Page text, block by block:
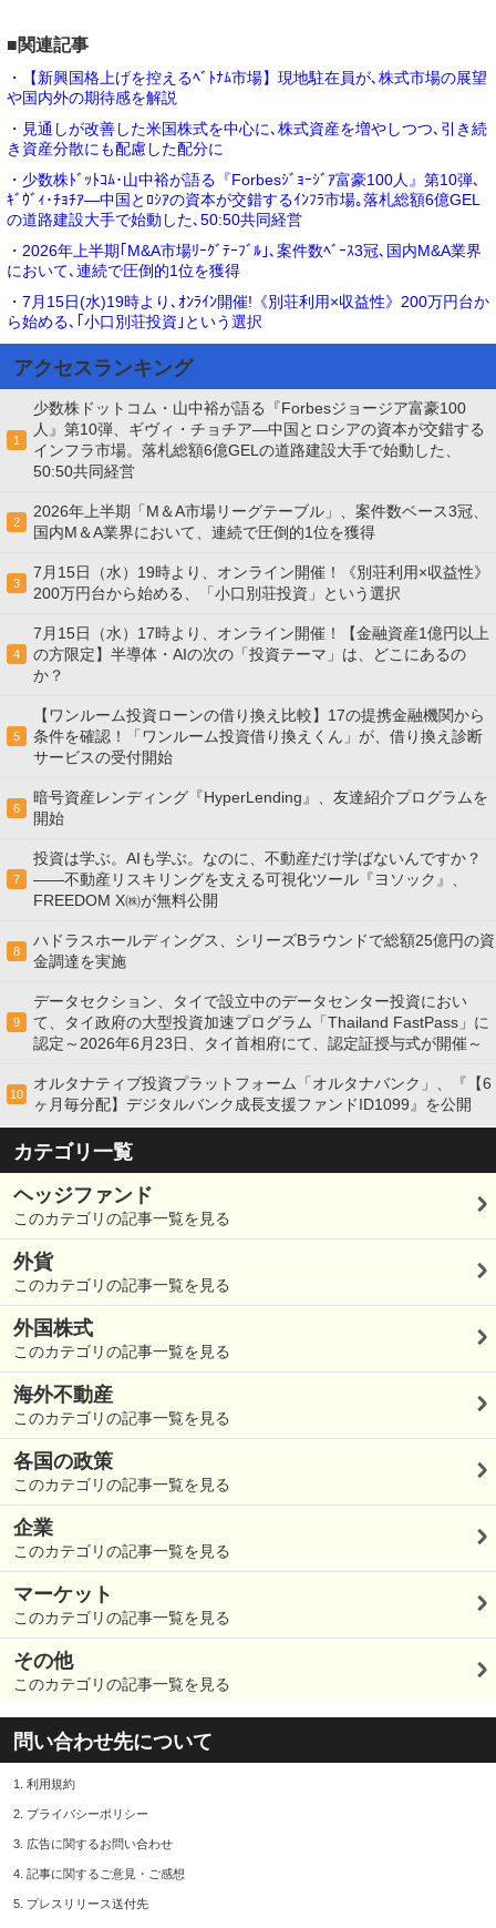
■関連記事
・【新興国格上げを控えるﾍﾞﾄﾅﾑ市場】現地駐在員が､株式市場の展望
や国内外の期待感を解説
・見通しが改善した米国株式を中心に､株式資産を増やしつつ､引き続
き資産分散にも配慮した配分に
・少数株ﾄﾞｯﾄｺﾑ･山中裕が語る『Forbesｼﾞｮｰｼﾞｱ富豪100人』第10弾､
ｷﾞｳﾞｨ･ﾁｮﾁｱ―中国とﾛｼｱの資本が交錯するｲﾝﾌﾗ市場｡落札総額6億GEL
の道路建設大手で始動した､50:50共同経営
・2026年上半期｢M&A市場ﾘｰｸﾞﾃｰﾌﾞﾙ｣､案件数ﾍﾞｰｽ3冠､国内M&A業界
において､連続で圧倒的1位を獲得
・7月15日(水)19時より､ｵﾝﾗｲﾝ開催!《別荘利用×収益性》200万円台か
ら始める､｢小口別荘投資｣という選択
アクセスランキング
1
少数株ドットコム・山中裕が語る『Forbesジョージア富豪100
人』第10弾、ギヴィ・チョチア―中国とロシアの資本が交錯する
インフラ市場。落札総額6億GELの道路建設大手で始動した、
50:50共同経営
2
2026年上半期「M＆A市場リーグテーブル」、案件数ベース3冠、
国内M＆A業界において、連続で圧倒的1位を獲得
3
7月15日（水）19時より、オンライン開催！《別荘利用×収益性》
200万円台から始める、「小口別荘投資」という選択
4
7月15日（水）17時より、オンライン開催！【金融資産1億円以上
の方限定】半導体・AIの次の「投資テーマ」は、どこにあるの
か？
5
【ワンルーム投資ローンの借り換え比較】17の提携金融機関から
条件を確認！「ワンルーム投資借り換えくん」が、借り換え診断
サービスの受付開始
6
暗号資産レンディング『HyperLending』、友達紹介プログラムを
開始
7
投資は学ぶ。AIも学ぶ。なのに、不動産だけ学ばないんですか？
——不動産リスキリングを支える可視化ツール『ヨソック』、
FREEDOM X㈱が無料公開
8
ハドラスホールディングス、シリーズBラウンドで総額25億円の資
金調達を実施
9
データセクション、タイで設立中のデータセンター投資におい
て、タイ政府の大型投資加速プログラム「Thailand FastPass」に
認定～2026年6月23日、タイ首相府にて、認定証授与式が開催～
10
オルタナティブ投資プラットフォーム「オルタナバンク」、『【6
ヶ月毎分配】デジタルバンク成長支援ファンドID1099』を公開
カテゴリ一覧
ヘッジファンド
このカテゴリの記事一覧を見る
外貨
このカテゴリの記事一覧を見る
外国株式
このカテゴリの記事一覧を見る
海外不動産
このカテゴリの記事一覧を見る
各国の政策
このカテゴリの記事一覧を見る
企業
このカテゴリの記事一覧を見る
マーケット
このカテゴリの記事一覧を見る
その他
このカテゴリの記事一覧を見る
問い合わせ先について
1. 利用規約
2. プライバシーポリシー
3. 広告に関するお問い合わせ
4. 記事に関するご意見・ご感想
5. プレスリリース送付先